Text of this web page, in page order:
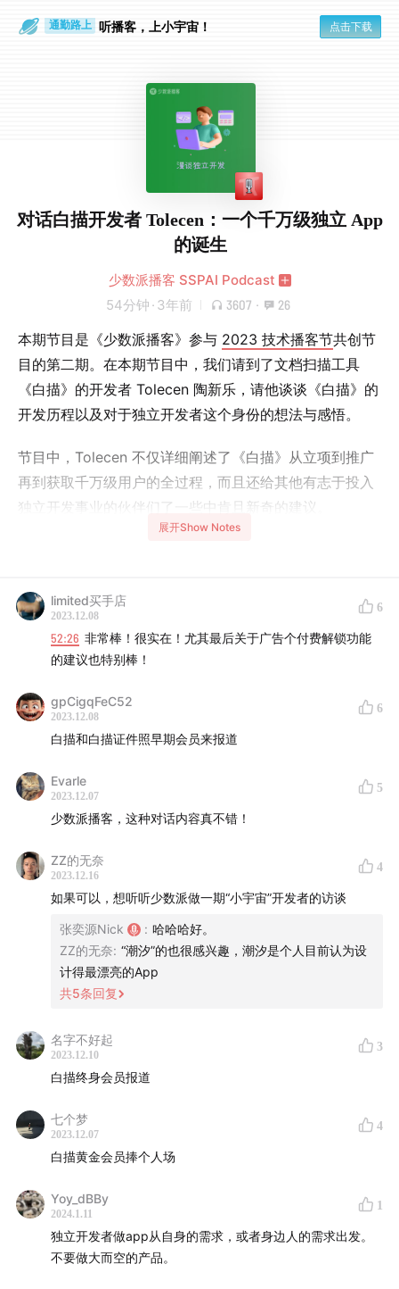
通勤路上 听播客，上小宇宙！ 点击下载
对话白描开发者 Tolecen：一个千万级独立 App
的诞生
少数派播客 SSPAI Podcast
54分钟 · 3年前 3607 · 26
本期节目是《少数派播客》参与 2023 技术播客节共创节
目的第二期。在本期节目中，我们请到了文档扫描工具
《白描》的开发者 Tolecen 陶新乐，请他谈谈《白描》的
开发历程以及对于独立开发者这个身份的想法与感悟。
节目中，Tolecen 不仅详细阐述了《白描》从立项到推广
再到获取千万级用户的全过程，而且还给其他有志于投入
独立开发事业的伙伴们了一些中肯且新奇的建议。
缘起于 2022 仲夏时节技术播客之间的梦幻联动，我们感
受到了社区共创共建的力量。今年我们再接再厉，集结了
30 多家播客、5 大出品人、20 多个社区，希望拉动更多
技术生态的内容创作者，一起用声音来表达，建设自家技
术影响力，推动更高粘性、更深互联、更持久共鸣的用户
社区构建。
户也能收听啦。
🎁 少数派会员全面焕新，定制内容持续更新，付费栏目全
场畅读，年度最惠价格正在进行中，
🥳 少数派出品、知名主播婉莹、甜食制作的播客入门教程
100 小时后请叫我播客主理人
的语言带你入门播客制作，轻松完成你的「第〇期」播客
节目。
00:00:30开场，这次聊聊独立开发
00:02:27上榜单这件事对一款 app 的影响有多大？
00:11:36
Store 编辑部门的微妙关系
00:13:04白描和其它扫描或 OCR 产品相比，最大的差
00:18:50白描的付费模式演变
00:24:37多平台服务和团队搭建
00:32:40独立 app 的营销策略
展开Show Notes
limited买手店
2023.12.08
6
52:26 非常棒！很实在！尤其最后关于广告个付费解锁功能
的建议也特别棒！
gpCigqFeC52
2023.12.08
6
白描和白描证件照早期会员来报道
Evarle
2023.12.07
5
少数派播客，这种对话内容真不错！
ZZ的无奈
2023.12.16
4
如果可以，想听听少数派做一期“小宇宙”开发者的访谈
张奕源Nick : 哈哈哈好。
ZZ的无奈: “潮汐”的也很感兴趣，潮汐是个人目前认为设
计得最漂亮的App
共5条回复
名字不好起
2023.12.10
3
白描终身会员报道
七个梦
2023.12.07
4
白描黄金会员捧个人场
Yoy_dBBy
2024.1.11
1
独立开发者做app从自身的需求，或者身边人的需求出发。
不要做大而空的产品。